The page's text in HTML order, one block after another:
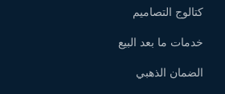
كتالوج التصاميم
خدمات ما بعد البيع
الضمان الذهبي